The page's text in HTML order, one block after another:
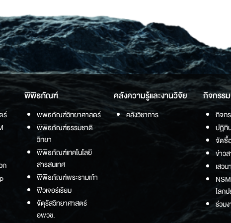
ร์
ก
พิพิธภัณฑ์
พิพิธภัณฑ์วิทยาศาสตร์
พิพิธภัณฑ์ธรรมชาติ
วิทยา
พิพิธภัณฑ์เทคโนโลยี
สารสนเทศ
พิพิธภัณฑ์พระรามเก้า
ฟิวเจอร์เรียม
จัตุรัสวิทยาศาสตร์
อพวช.
คลังความรู้และงานวิจัย
คลังวิชาการ
กิจกรร
กิจก
ปฏิทิ
จัดซื้
ข่าว
เสวนา
โลก
ร่วม